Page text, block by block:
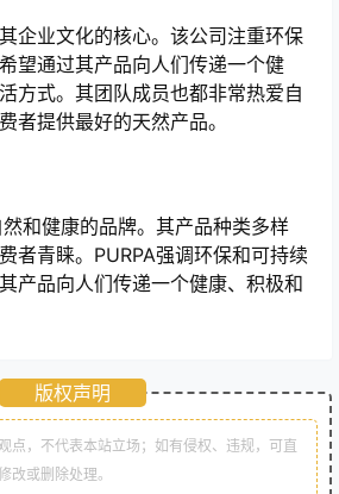
企业文化的核心。该公司注重环保
望通过其产品向人们传递一个健
方式。其团队成员也都非常热爱自
者提供最好的天然产品。
和健康的品牌。其产品种类多样
者青睐。PURPA强调环保和可持续
产品向人们传递一个健康、积极和
版权声明
点，不代表本站立场；如有侵权、违规，可直
改或删除处理。